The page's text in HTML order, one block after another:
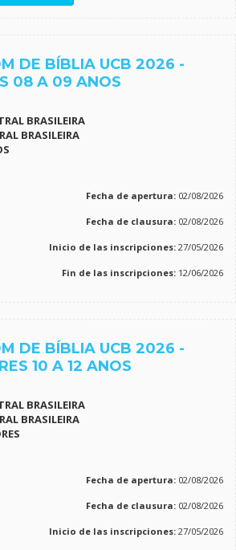
DE BÍBLIA UCB 2026 -
08 A 09 ANOS
BRASILEIRA
BRASILEIRA
Fecha de apertura: 02/08/2026
Fecha de clausura: 02/08/2026
Inicio de las inscripciones: 27/05/2026
Fin de las inscripciones: 12/06/2026
DE BÍBLIA UCB 2026 -
10 A 12 ANOS
BRASILEIRA
BRASILEIRA
Fecha de apertura: 02/08/2026
Fecha de clausura: 02/08/2026
Inicio de las inscripciones: 27/05/2026